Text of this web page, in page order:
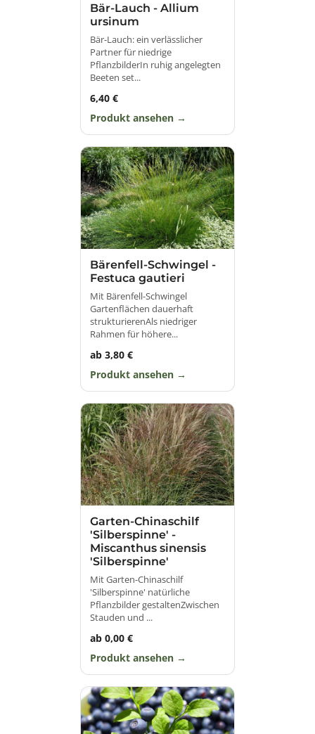
Bär-Lauch - Allium
ursinum
Bär-Lauch: ein verlässlicher
Partner für niedrige
PflanzbilderIn ruhig angelegten
Beeten set...
6,40 €
Produkt ansehen
Bärenfell-Schwingel -
Festuca gautieri
Mit Bärenfell-Schwingel
Gartenflächen dauerhaft
strukturierenAls niedriger
Rahmen für höhere...
ab 3,80 €
Produkt ansehen
Garten-Chinaschilf
'Silberspinne' -
Miscanthus sinensis
'Silberspinne'
Mit Garten-Chinaschilf
'Silberspinne' natürliche
Pflanzbilder gestaltenZwischen
Stauden und ...
ab 0,00 €
Produkt ansehen